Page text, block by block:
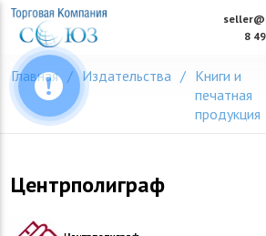
Skip
content
8
Главная Издательства
Книги и
печатная
продукция
Центрполиграф